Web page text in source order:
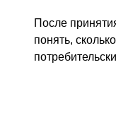
После
понять,